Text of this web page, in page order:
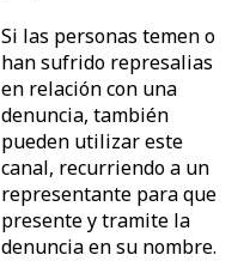
Si las personas temen o
han sufrido represalias
en relación con una
denuncia, también
pueden utilizar este
canal, recurriendo a un
representante para que
presente y tramite la
denuncia en su nombre.